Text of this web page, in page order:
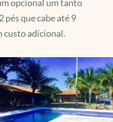
opcional um tanto
pés que cabe até 9
custo adicional.